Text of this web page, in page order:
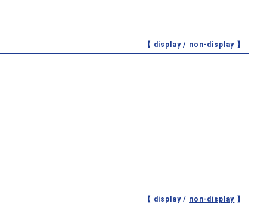
【 display / non-display 】
【 display / non-display 】